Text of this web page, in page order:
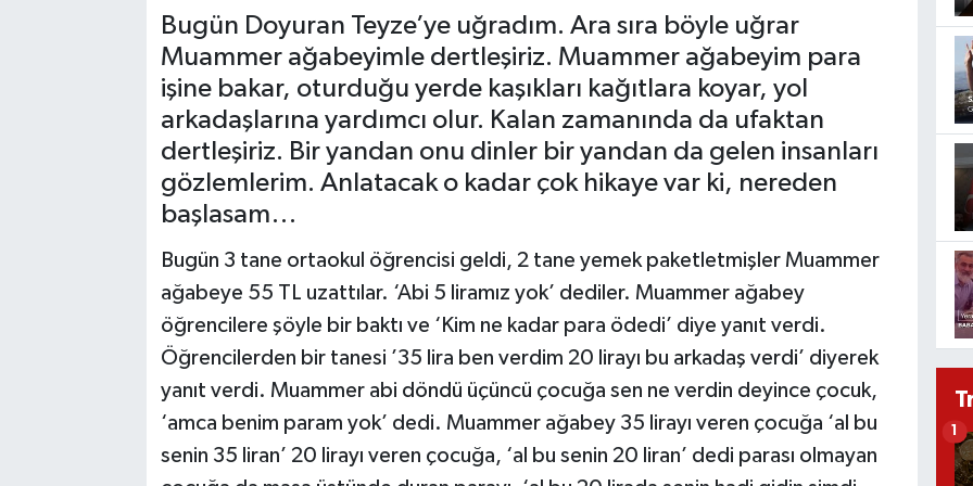
Bugün Doyuran Teyze’ye uğradım. Ara sıra böyle uğrar
Muammer ağabeyimle dertleşiriz. Muammer ağabeyim para
işine bakar, oturduğu yerde kaşıkları kağıtlara koyar, yol
arkadaşlarına yardımcı olur. Kalan zamanında da ufaktan
dertleşiriz. Bir yandan onu dinler bir yandan da gelen insanları
gözlemlerim. Anlatacak o kadar çok hikaye var ki, nereden
başlasam…
Bugün 3 tane ortaokul öğrencisi geldi, 2 tane yemek paketletmişler Muammer
ağabeye 55 TL uzattılar. ‘Abi 5 liramız yok’ dediler. Muammer ağabey
öğrencilere şöyle bir baktı ve ‘Kim ne kadar para ödedi’ diye yanıt verdi.
Öğrencilerden bir tanesi ’35 lira ben verdim 20 lirayı bu arkadaş verdi’ diyerek
yanıt verdi. Muammer abi döndü üçüncü çocuğa sen ne verdin deyince çocuk,
‘amca benim param yok’ dedi. Muammer ağabey 35 lirayı veren çocuğa ‘al bu
senin 35 liran’ 20 lirayı veren çocuğa, ‘al bu senin 20 liran’ dedi parası olmayan
1